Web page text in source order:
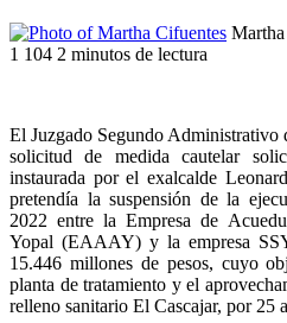
1 104 2 minutos de lectura
electrónico
El Juzgado Segundo Administrativo
solicitud de medida cautelar
instaurada por el exalcalde
pretendía la suspensión de la
2022 entre la Empresa de
Yopal (EAAAY) y la empresa
15.446 millones de pesos, cuyo
planta de tratamiento y el
relleno sanitario El Cascajar, por 25